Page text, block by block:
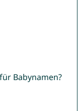
Babynamen?